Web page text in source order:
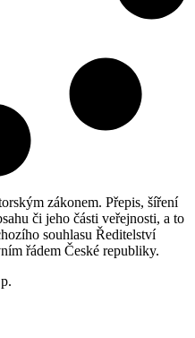
zákonem. Přepis, šíření
či jeho části veřejnosti, a to
souhlasu Ředitelství
řádem České republiky.